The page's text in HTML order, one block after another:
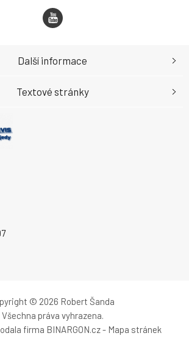
Další informace
Textové stránky
© 2026 Robert Šanda
Všechna práva vyhrazena.
firma BINARGON.cz- Mapa stránek